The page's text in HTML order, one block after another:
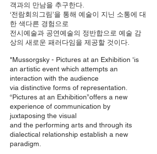
객과의 만남을 추구한다.
‘전람회의그림’을 통해 예술이 지닌 소통에 대
한 색다른 경험으로
전시예술과 공연예술의 정반합으로 예술 감
상의 새로운 패러다임을 제공할 것이다.
"Mussorgsky - Pictures at an Exhibition 'is
an artistic event which attempts an
interaction with the audience
via distinctive forms of representation.
“Pictures at an Exhibition”offers a new
experience of communication by
juxtaposing the visual
and the performing arts and through its
dialectical relationship establish a new
paradigm.